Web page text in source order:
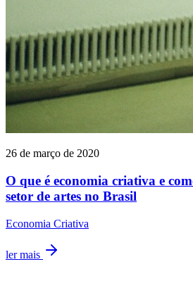
26 de março de 2020
O que é economia criativa e
setor de artes no Brasil
Economia Criativa
ler mais